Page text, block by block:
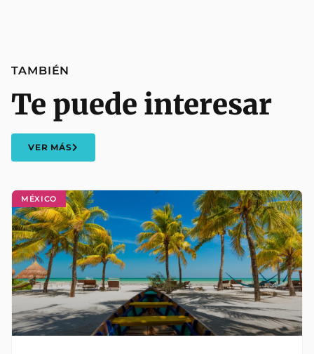
MÉXICO
TAMBIÉN
Te puede interesar
VER MÁS